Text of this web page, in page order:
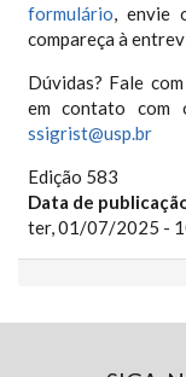
formulário, envie
compareça à
Dúvidas? Fale
em contato com
ssigrist@usp.br
Edição 583
Data de
ter, 01/07/2025 -